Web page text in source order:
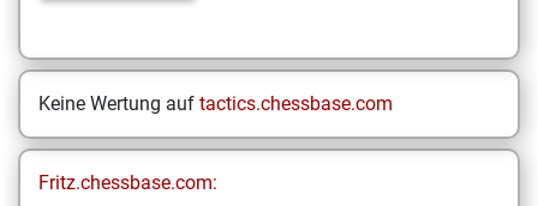
Keine Wertung auf tactics.chessbase.com
Fritz.chessbase.com: